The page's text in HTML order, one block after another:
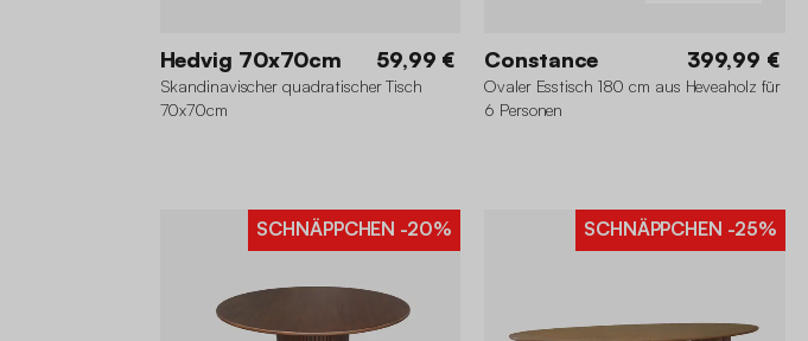
Hedvig 70x70cm 59,99 €
Skandinavischer quadratischer Tisch
70x70cm
Constance 399,99 €
Ovaler Esstisch 180 cm aus Heveaholz für
6 Personen
SCHNÄPPCHEN -20% SCHNÄPPCHEN -25%